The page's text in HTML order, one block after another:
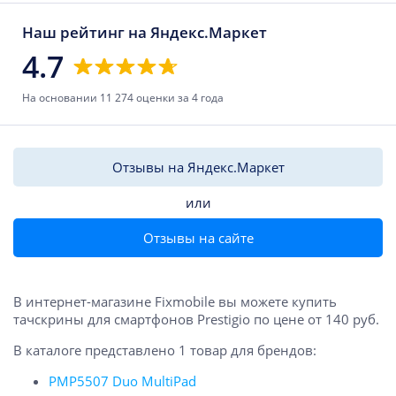
Наш рейтинг на Яндекс.Маркет
4.7
На основании 11 274 оценки за 4 года
Отзывы на Яндекс.Маркет
или
Отзывы на сайте
В интернет-магазине Fixmobile вы можете купить
тачскрины для смартфонов Prestigio по цене от 140 руб.
В каталоге представлено 1 товар для брендов:
PMP5507 Duo MultiPad